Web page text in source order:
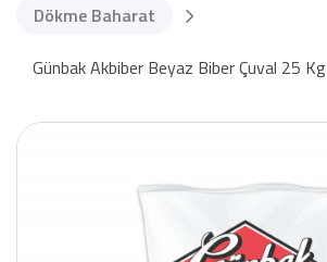
Dökme Baharat
Günbak Akbiber Beyaz Biber Çuval 25 Kg